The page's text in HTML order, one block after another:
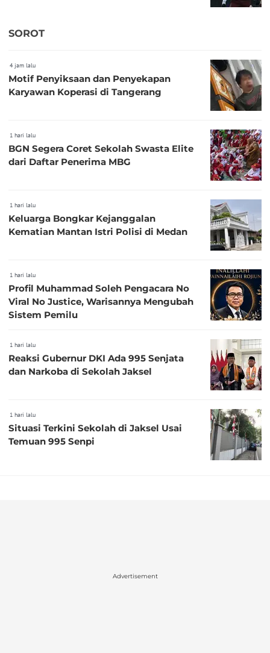
SOROT
4 jam lalu
Motif Penyiksaan dan Penyekapan
Karyawan Koperasi di Tangerang
1 hari lalu
BGN Segera Coret Sekolah Swasta Elite
dari Daftar Penerima MBG
1 hari lalu
Keluarga Bongkar Kejanggalan
Kematian Mantan Istri Polisi di Medan
1 hari lalu
Profil Muhammad Soleh Pengacara No
Viral No Justice, Warisannya Mengubah
Sistem Pemilu
1 hari lalu
Reaksi Gubernur DKI Ada 995 Senjata
dan Narkoba di Sekolah Jaksel
1 hari lalu
Situasi Terkini Sekolah di Jaksel Usai
Temuan 995 Senpi
Advertisement